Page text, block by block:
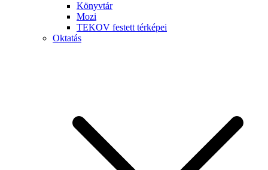
Könyvtár
Mozi
TEKOV festett térképei
Oktatás